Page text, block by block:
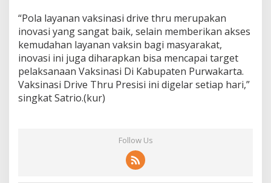
“Pola layanan vaksinasi drive thru merupakan
inovasi yang sangat baik, selain memberikan akses
kemudahan layanan vaksin bagi masyarakat,
inovasi ini juga diharapkan bisa mencapai target
pelaksanaan Vaksinasi Di Kabupaten Purwakarta.
Vaksinasi Drive Thru Presisi ini digelar setiap hari,”
singkat Satrio.(kur)
Follow Us